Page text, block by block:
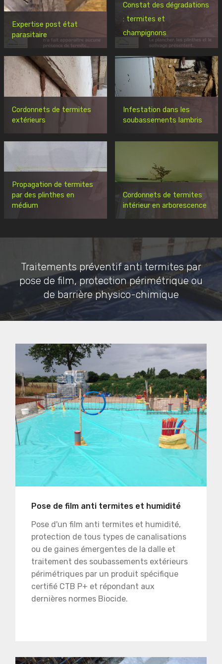
Expertise post état
parasitaire
Constat des dégradations
: termites et
champignons
Cordonnets de termites
extérieurs
Infestation dans les
soubassements lambris
Propagation de termites
par des plinthes en
médium
Cordonnets de termites
intérieur en arborescence
Traitements préventif anti termites par
pose de film, protection périmétrique ou
de barrière physico-chimique
Pose de film anti termites et humidité
Pose d'un film anti termites et humidité,
protection de tous types de canalisations
ou de gaines émergentes de la dalle et
traitement des soubassements extérieurs
périmétriques par un produit spécifique
certifié CTB P+ et répondant aux
dernières normes Biocide.